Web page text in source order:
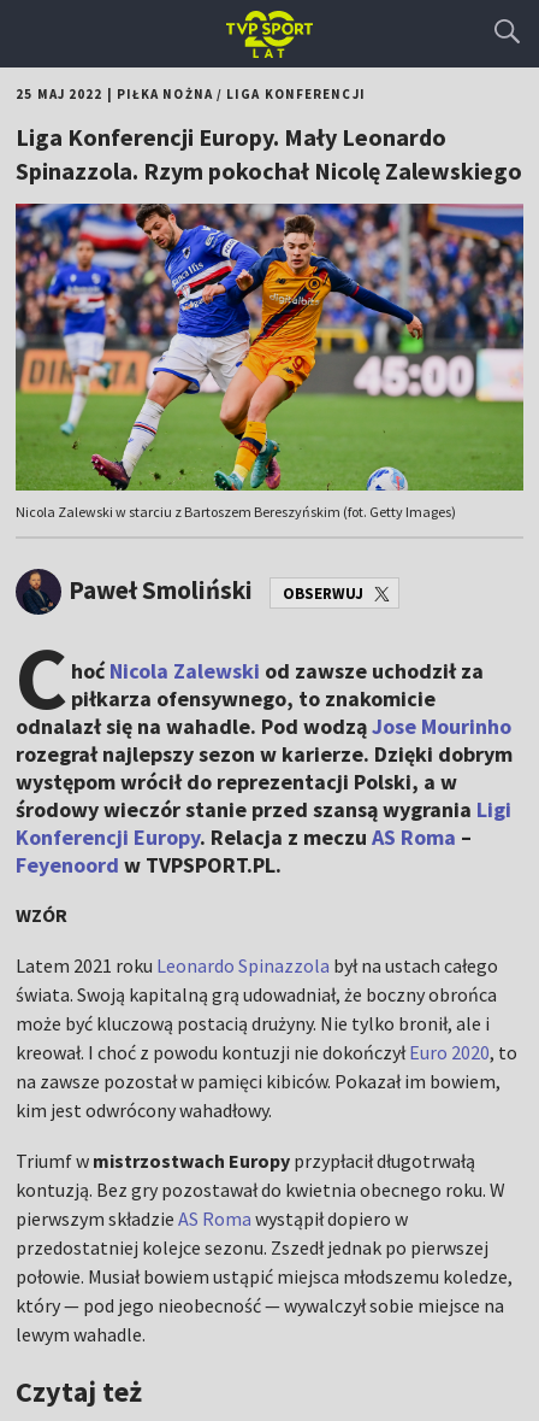
25 MAJ 2022 PIŁKA NOŻNA/ LIGA KONFERENCJI
Liga Konferencji Europy. Mały Leonardo
Spinazzola. Rzym pokochał Nicolę Zalewskiego
Nicola Zalewski w starciu z Bartoszem Bereszyńskim (fot. Getty Images)
Paweł Smoliński OBSERWUJ
C hoćNicola Zalewski od zawsze uchodził za
piłkarza ofensywnego, to znakomicie
odnalazł się na wahadle. Pod wodząJose Mourinho
rozegrał najlepszy sezon w karierze. Dzięki dobrym
występom wrócił do reprezentacji Polski, a w
środowy wieczór stanie przed szansą wygrania Ligi
Konferencji Europy. Relacja z meczuAS Roma –
Feyenoord w TVPSPORT.PL.
WZÓR
Latem 2021 roku Leonardo Spinazzola był na ustach całego
świata. Swoją kapitalną grą udowadniał, że boczny obrońca
może być kluczową postacią drużyny. Nie tylko bronił, ale i
kreował. I choć z powodu kontuzji nie dokończyłEuro 2020, to
na zawsze pozostał w pamięci kibiców. Pokazał im bowiem,
kim jest odwrócony wahadłowy.
Triumf w mistrzostwach Europy przypłacił długotrwałą
kontuzją. Bez gry pozostawał do kwietnia obecnego roku. W
pierwszym składzieAS Roma wystąpił dopiero w
przedostatniej kolejce sezonu. Zszedł jednak po pierwszej
połowie. Musiał bowiem ustąpić miejsca młodszemu koledze,
który — pod jego nieobecność — wywalczył sobie miejsce na
lewym wahadle.
Czytaj też